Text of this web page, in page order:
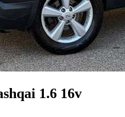
1.6 16v